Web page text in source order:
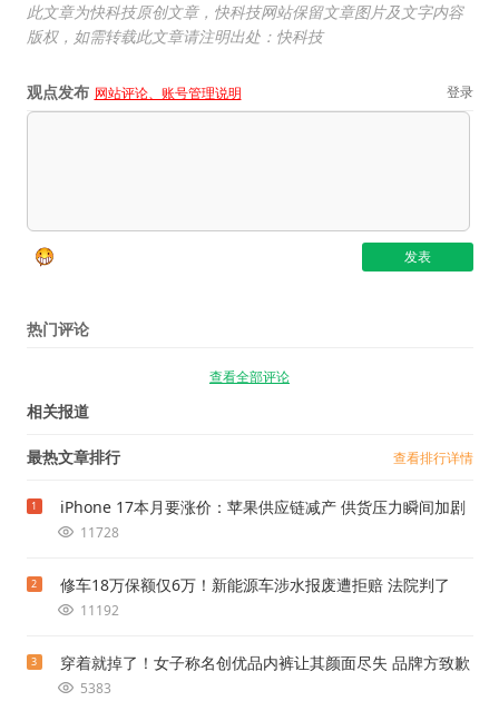
此文章为快科技原创文章，快科技网站保留文章图片及文字内容
版权，如需转载此文章请注明出处：快科技
观点发布 网站评论、账号管理说明 登录
热门评论
查看全部评论
相关报道
最热文章排行 查看排行详情
1 iPhone 17本月要涨价：苹果供应链减产 供货压力瞬间加剧
11728
2 修车18万保额仅6万！新能源车涉水报废遭拒赔 法院判了
11192
3 穿着就掉了！女子称名创优品内裤让其颜面尽失 品牌方致歉
5383